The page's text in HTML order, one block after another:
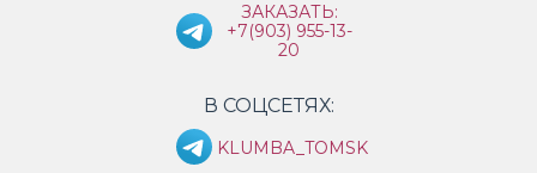
ЗАКАЗАТЬ:
+7(903) 955-13-
20
В СОЦСЕТЯХ:
KLUMBA_TOMSK